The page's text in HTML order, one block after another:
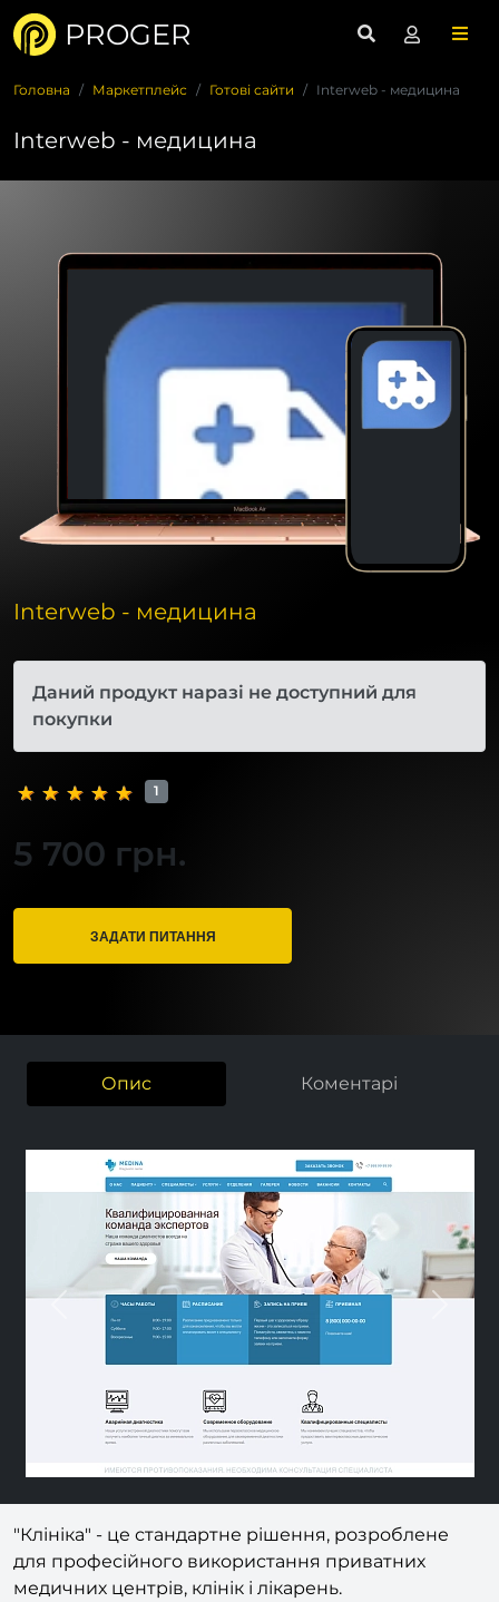
PROGER
Головна Маркетплейс Готові сайти Interweb - медицина
Interweb - медицина
Interweb - медицина
Даний продукт наразі не доступний для
покупки
1
5 700 грн.
ЗАДАТИ ПИТАННЯ
Опис Коментарі
Previous
"Клініка" - це стандартне рішення, розроблене
для професійного використання приватних
медичних центрів, клінік і лікарень.